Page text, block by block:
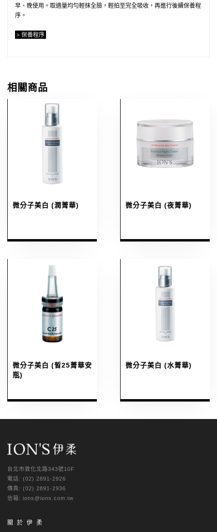
早、晚使用。取適量均勻輕抹全臉，輕拍至完全吸收，再進行後續保養程
序。
> 保養程序
相關商品
微分子美白 (潤菁華) 微分子美白 (夜菁華)
微分子美白 (皙25菁華安
瓶)
微分子美白 (水菁華)
台北市敦化北路343號10F
電話: (02) 2891-2926
傳真: (02) 2891-2936
信箱: ions@ions.com.tw
關於伊柔